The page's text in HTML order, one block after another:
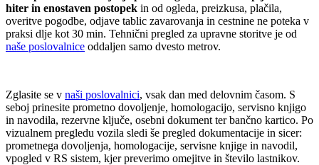
hiter in enostaven postopek in od ogleda, preizkusa, plačila,
overitve pogodbe, odjave tablic zavarovanja in cestnine ne poteka v
praksi dlje kot 30 min. Tehnični pregled za upravne storitve je od
naše poslovalnice oddaljen samo dvesto metrov.
Zglasite se v naši poslovalnici, vsak dan med delovnim časom. S
seboj prinesite prometno dovoljenje, homologacijo, servisno knjigo
in navodila, rezervne ključe, osebni dokument ter bančno kartico. Po
vizualnem pregledu vozila sledi še pregled dokumentacije in sicer:
prometnega dovoljenja, homologacije, servisne knjige in navodil,
vpogled v RS sistem, kjer preverimo omejitve in število lastnikov.